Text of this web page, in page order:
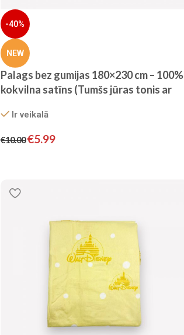
-40%
NEW
Palags bez gumijas 180×230 cm – 100%
kokvilna satīns (Tumšs jūras tonis ar
Ir veikalā
€10.00€5.99